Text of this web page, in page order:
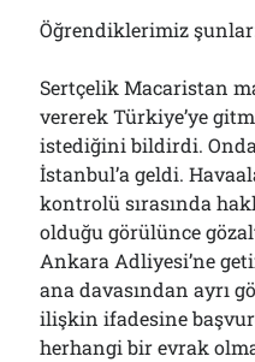
Öğrendiklerimiz
Sertçelik Macaristan
vererek Türkiye’ye
istediğini bildirdi.
İstanbul’a geldi.
kontrolü sırasında
olduğu görülünce
Ankara Adliyesi’ne
ana davasından ayrı
ilişkin ifadesine
herhangi bir evrak